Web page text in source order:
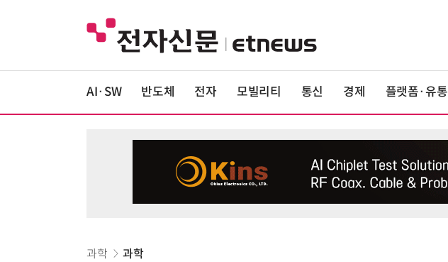
AI·SW 반도체 전자 모빌리티 통신 경제 플랫폼·유통
과학 과학